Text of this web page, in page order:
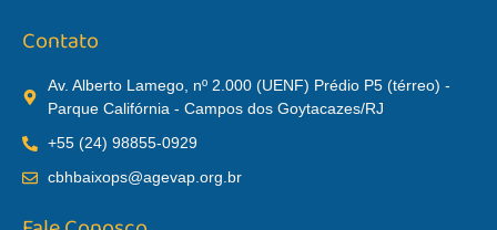
Contato
Av. Alberto Lamego, nº 2.000 (UENF) Prédio P5 (térreo) -
Parque Califórnia - Campos dos Goytacazes/RJ
+55 (24) 98855-0929
cbhbaixops@agevap.org.br